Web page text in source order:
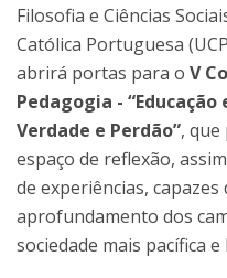
Filosofia e Ciências
Católica Portuguesa
abrirá portas para o V
Pedagogia -
Verdade e Perdão”,
espaço de reflexão,
de experiências,
aprofundamento dos
sociedade mais pacífica